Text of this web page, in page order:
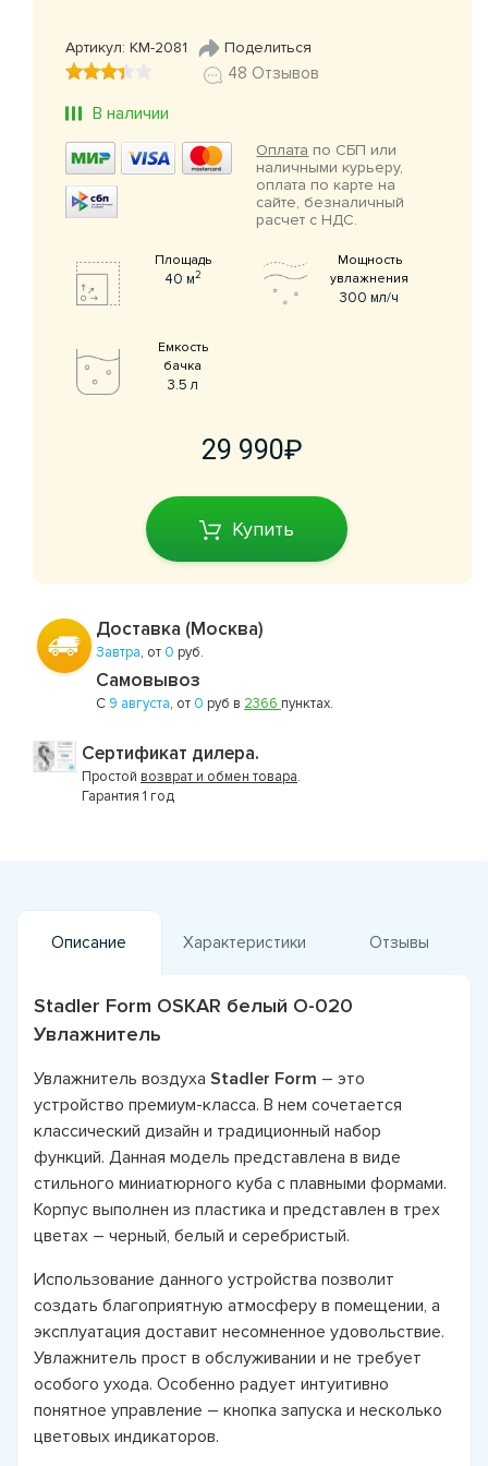
Артикул: КМ-2081 Поделиться
48 Отзывов
В наличии
Оплата по СБП или
наличными курьеру,
оплата по карте на
сайте, безналичный
расчет с НДС.
Площадь
40 м2
Мощность
увлажнения
300 мл/ч
Емкость
бачка
3.5 л
29 990
Купить
Доставка (Москва)
Завтра, от 0 руб.
Самовывоз
С 9 августа, от 0 руб в 2366 пунктах.
Сертификат дилера.
Простой возврат и обмен товара.
Гарантия 1 год
Описание Характеристики Отзывы
Stadler Form OSKAR белый O-020
Увлажнитель
Увлажнитель воздуха Stadler Form – это
устройство премиум-класса. В нем сочетается
классический дизайн и традиционный набор
функций. Данная модель представлена в виде
стильного миниатюрного куба с плавными формами.
Корпус выполнен из пластика и представлен в трех
цветах – черный, белый и серебристый.
Использование данного устройства позволит
создать благоприятную атмосферу в помещении, а
эксплуатация доставит несомненное удовольствие.
Увлажнитель прост в обслуживании и не требует
особого ухода. Особенно радует интуитивно
понятное управление – кнопка запуска и несколько
цветовых индикаторов.